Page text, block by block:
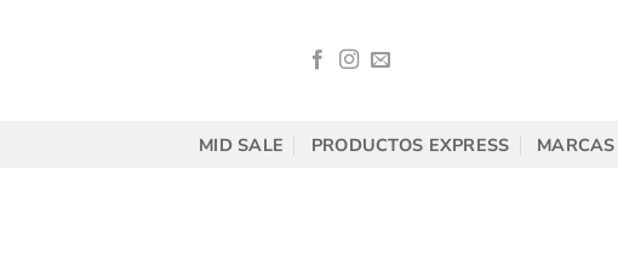
MID SALE PRODUCTOS EXPRESS MARCAS